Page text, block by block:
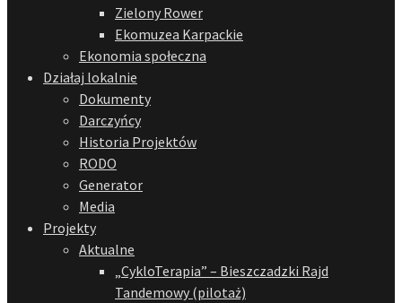
Zielony Rower
Ekomuzea Karpackie
Ekonomia społeczna
Działaj lokalnie
Dokumenty
Darczyńcy
Historia Projektów
RODO
Generator
Media
Projekty
Aktualne
„CykloTerapia” – Bieszczadzki Rajd
Tandemowy (pilotaż)